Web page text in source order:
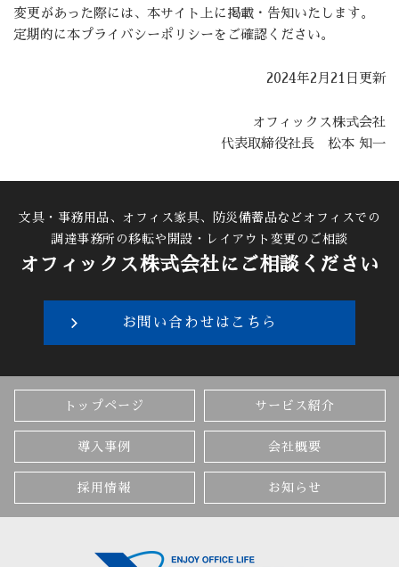
変更があった際には、本サイト上に掲載・告知いたします。
定期的に本プライバシーポリシーをご確認ください。
2024年2月21日更新
オフィックス株式会社
代表取締役社長 松本 知一
文具・事務用品、オフィス家具、防災備蓄品などオフィスでの
調達事務所の移転や開設・レイアウト変更のご相談
オフィックス株式会社にご相談ください
お問い合わせはこちら
トップページ サービス紹介
導入事例 会社概要
採用情報 お知らせ